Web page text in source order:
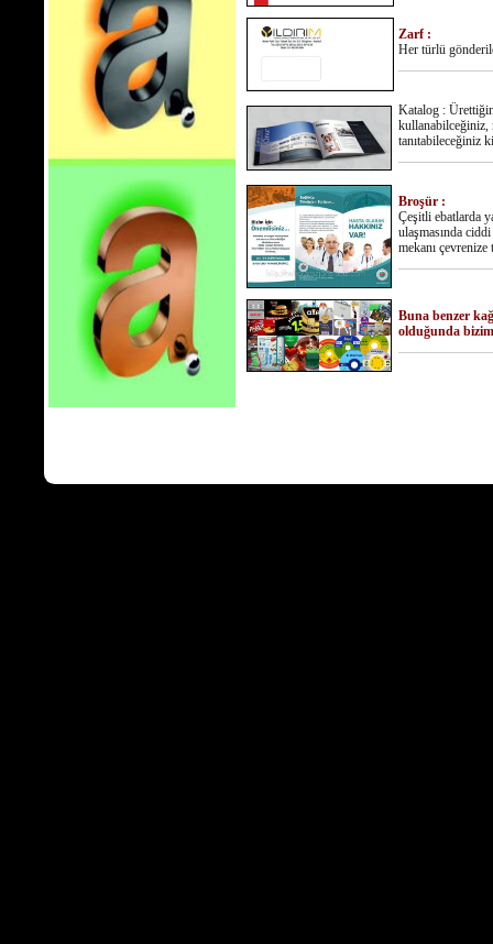
Zarf :
Her türlü
Katalog :
kullanabilceğiniz,
tanıtabileceğiniz
Broşür :
Çeşitli ebatlarda
ulaşmasında
mekanı çevrenize
Buna benzer
olduğunda